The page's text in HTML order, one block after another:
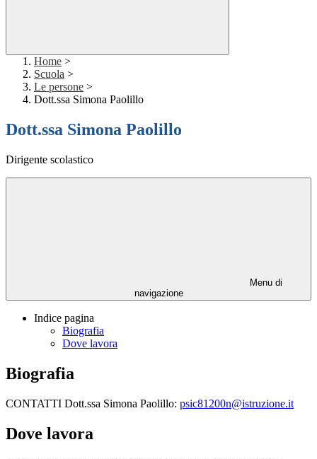
Home >
Scuola >
Le persone >
Dott.ssa Simona Paolillo
Dott.ssa Simona Paolillo
Dirigente scolastico
Menu di
navigazione
Indice pagina
Biografia
Dove lavora
Biografia
CONTATTI Dott.ssa Simona Paolillo: psic81200n@istruzione.it
Dove lavora